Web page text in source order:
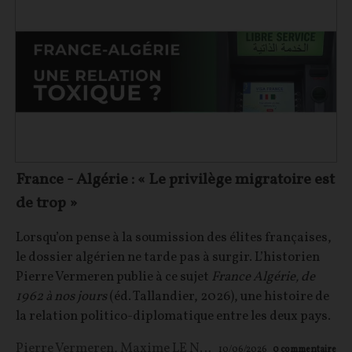
France - Algérie : « Le privilège migratoire est
de trop »
Lorsqu’on pense à la soumission des élites françaises,
le dossier algérien ne tarde pas à surgir. L’historien
Pierre Vermeren publie à ce sujet France Algérie, de
1962 à nos jours(éd. Tallandier, 2026), une histoire de
la relation politico-diplomatique entre les deux pays.
Pierre Vermeren, Maxime LE NAGARD 10/06/2026 0 commentaire